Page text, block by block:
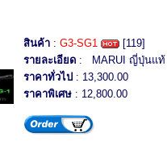
สินค้า : G3-SG1
[119]
รายละเอียด : MARUI ญี่ปุ่นแท้
ราคาทั่วไป : 13,300.00
ราคาพิเศษ : 12,800.00